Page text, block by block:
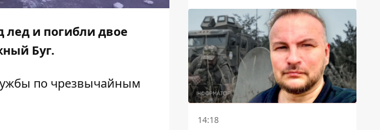
лед и погибли двое
Буг.
по чрезвычайным
14:18